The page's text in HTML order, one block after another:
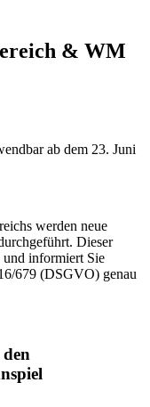
& WM
ab dem 23. Juni
werden neue
Dieser
informiert Sie
679 (DSGVO) genau